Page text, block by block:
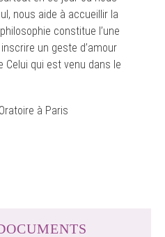
nous aide à accueillir la
constitue l’une
un geste d’amour
Celui qui est venu dans le
à Paris